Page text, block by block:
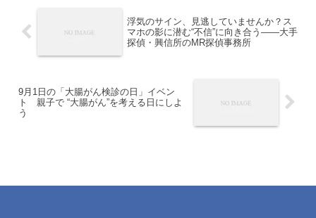
浮気のサイン、見逃していませんか？ス
マホの影に潜む“不信”に向き合う——大手
探偵・興信所のMR探偵事務所
9月1日の「大腸がん検診の日」イベン
ト 親子で “大腸がん”を考える日にしよ
う